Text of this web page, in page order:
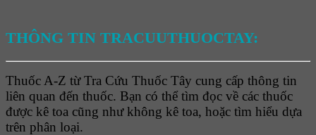
THÔNG TIN TRACUUTHUOCTAY:
Thuốc A-Z từ Tra Cứu Thuốc Tây cung cấp thông tin
liên quan đến thuốc. Bạn có thể tìm đọc về các thuốc
được kê toa cũng như không kê toa, hoặc tìm hiểu dựa
trên phân loại.